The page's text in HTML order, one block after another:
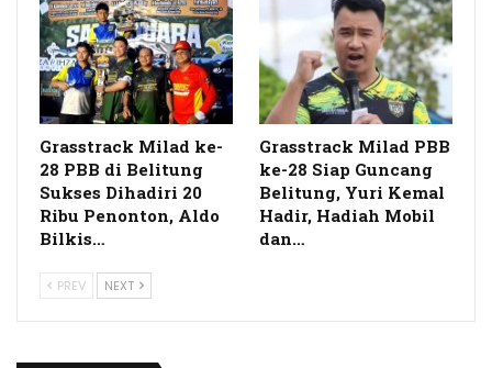
Grasstrack Milad ke-
28 PBB di Belitung
Sukses Dihadiri 20
Ribu Penonton, Aldo
Bilkis…
Grasstrack Milad PBB
ke-28 Siap Guncang
Belitung, Yuri Kemal
Hadir, Hadiah Mobil
dan…
PREV NEXT